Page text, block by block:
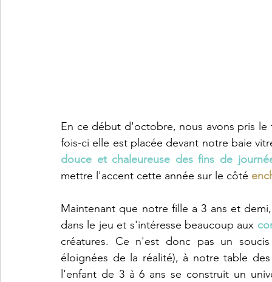
En ce début d'octobre, nous avons pris
fois-ci elle est placée devant notre baie
douce et chaleureuse des fins de
mettre l'accent cette année sur le côté
Maintenant que notre fille a 3 ans et
dans le jeu et s'intéresse beaucoup aux
créatures. Ce n'est donc pas un
éloignées de la réalité), à notre table
l'enfant de 3 à 6 ans se construit un